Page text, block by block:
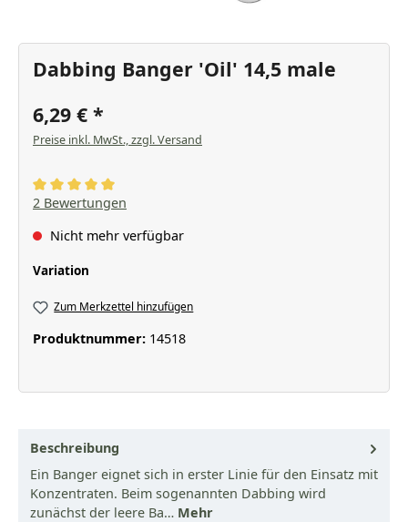
Dabbing Banger 'Oil' 14,5 male
6,29 €
Preise inkl. MwSt., zzgl. Versand
Durchschnittliche Bewertung von 5 von 5 Sternen
2 Bewertungen
Nicht mehr verfügbar
Variation
Zum Merkzettel hinzufügen
Produktnummer: 14518
Beschreibung
Ein Banger eignet sich in erster Linie für den Einsatz mit
Konzentraten. Beim sogenannten Dabbing wird
zunächst der leere Ba… Mehr